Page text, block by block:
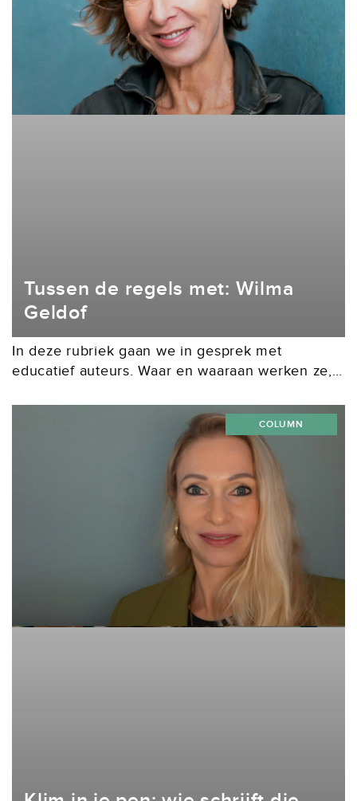
Tussen de regels met: Wilma
Geldof
In deze rubriek gaan we in gesprek met
educatief auteurs. Waar en waaraan werken ze,
Een gesprek over creëren, samenwerken...
COLUMN